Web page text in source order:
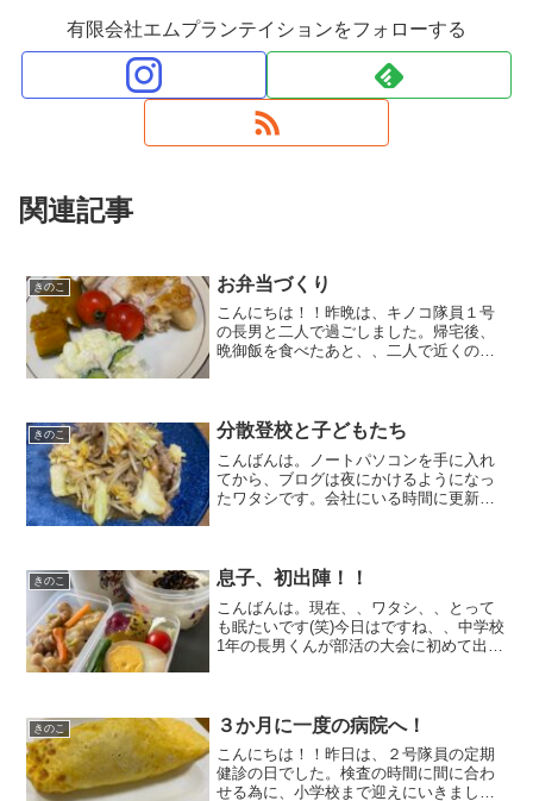
有限会社エムプランテイションをフォローする
関連記事
きのこ お弁当づくり
こんにちは！！昨晩は、キノコ隊員１号
の長男と二人で過ごしました。帰宅後、
晩御飯を食べたあと、、二人で近くのグ
『本気で走れば俺の方...
きのこ 分散登校と子どもたち
こんばんは。ノートパソコンを手に入れ
てから、ブログは夜にかけるようになっ
たワタシです。会社にいる時間に更新し
ろで流れていますが、、昔...
きのこ 息子、初出陣！！
こんばんは。現在、、ワタシ、、とって
も眠たいです(笑)今日はですね、、中学校
1年の長男くんが部活の大会に初めて出場
せる。。朝飯...
きのこ ３か月に一度の病院へ！
こんにちは！！昨日は、２号隊員の定期
健診の日でした。検査の時間に間に合わ
せる為に、小学校まで迎えにいきまし